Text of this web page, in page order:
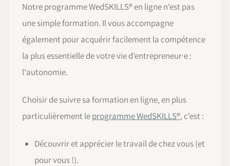
Notre programme WedSKILLS® en ligne n'est pas
une simple formation. Il vous accompagne
également pour acquérir facilement la compétence
la plus essentielle de votre vie d'entrepreneur·e :
l'autonomie.
Choisir de suivre sa formation en ligne, en plus
particulièrement leprogramme WedSKILLS®, c'est :
Découvrir et apprécier le travail de chez vous (et
pour vous !).